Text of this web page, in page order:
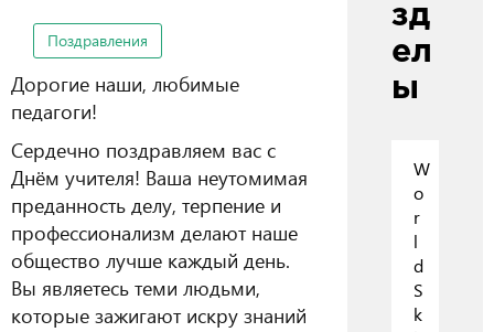
Поздравления
Дорогие наши, любимые
педагоги!
Сердечно поздравляем вас с
Днём учителя! Ваша неутомимая
преданность делу, терпение и
профессионализм делают наше
общество лучше каждый день.
Вы являетесь теми людьми,
которые зажигают искру знаний
зд
ел
ы
W
o
r
l
d
S
k